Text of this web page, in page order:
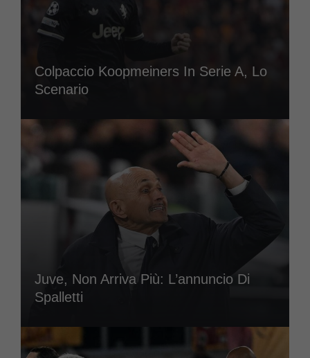
Colpaccio Koopmeiners In Serie A, Lo
Scenario
Juve, Non Arriva Più: L’annuncio Di
Spalletti